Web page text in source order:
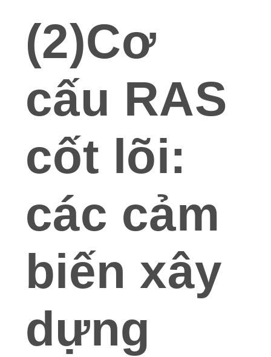
(2)Cơ
cấu RAS
cốt lõi:
các cảm
biến xây
dựng